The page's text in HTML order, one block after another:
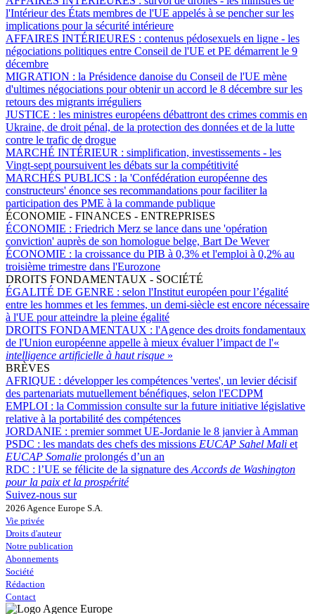
l'Intérieur des États membres de l'UE appelés à se pencher sur les
implications pour la sécurité intérieure
AFFAIRES INTÉRIEURES : contenus pédosexuels en ligne - les
négociations politiques entre Conseil de l'UE et PE démarrent le 9
décembre
MIGRATION : la Présidence danoise du Conseil de l'UE mène
d'ultimes négociations pour obtenir un accord le 8 décembre sur les
retours des migrants irréguliers
JUSTICE : les ministres européens débattront des crimes commis en
Ukraine, de droit pénal, de la protection des données et de la lutte
contre le trafic de drogue
MARCHÉ INTÉRIEUR : simplification, investissements - les
Vingt-sept poursuivent les débats sur la compétitivité
MARCHÉS PUBLICS : la 'Confédération européenne des
constructeurs' énonce ses recommandations pour faciliter la
participation des PME à la commande publique
ÉCONOMIE - FINANCES - ENTREPRISES
ÉCONOMIE : Friedrich Merz se lance dans une 'opération
conviction' auprès de son homologue belge, Bart De Wever
ÉCONOMIE : la croissance du PIB à 0,3% et l'emploi à 0,2% au
troisième trimestre dans l'Eurozone
DROITS FONDAMENTAUX - SOCIÉTÉ
ÉGALITÉ DE GENRE : selon l'Institut européen pour l’égalité
entre les hommes et les femmes, un demi-siècle est encore nécessaire
à l'UE pour atteindre la pleine égalité
DROITS FONDAMENTAUX : l'Agence des droits fondamentaux
de l'Union européenne appelle à mieux évaluer l’impact de l'«
intelligence artificielle à haut risque »
BRÈVES
AFRIQUE : développer les compétences 'vertes', un levier décisif
des partenariats mutuellement bénéfiques, selon l'ECDPM
EMPLOI : la Commission consulte sur la future initiative législative
relative à la portabilité des compétences
JORDANIE : premier sommet UE-Jordanie le 8 janvier à Amman
PSDC : les mandats des chefs des missions EUCAP Sahel Mali et
EUCAP Somalie prolongés d’un an
RDC : l’UE se félicite de la signature des Accords de Washington
pour la paix et la prospérité
Suivez-nous sur
2026 Agence Europe S.A.
Vie privée
Droits d'auteur
Notre publication
Abonnements
Société
Rédaction
Contact